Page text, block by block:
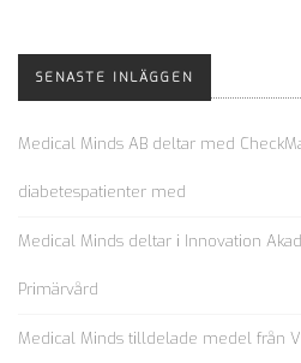
SENASTE INLÄGGEN
Medical Minds AB deltar med
diabetespatienter med
Medical Minds deltar i Innovation
Primärvård
Medical Minds tilldelade medel från